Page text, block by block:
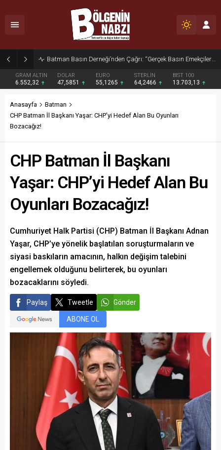
Zabıta Ekiplerinden Yol ve Kaldırım İşgaline Geçit Yok!
GRAM ALTIN
6.552,32
DOLAR
47,5851
EURO
55,1265
STERLİN
64,2466
BIST 100
13.703,13
Anasayfa
Batman
CHP Batman İl Başkanı Yaşar: CHP’yi Hedef Alan Bu Oyunları
Bozacağız!
CHP Batman İl Başkanı
Yaşar: CHP’yi Hedef Alan Bu
Oyunları Bozacağız!
Cumhuriyet Halk Partisi (CHP) Batman İl Başkanı Adnan
Yaşar, CHP’ye yönelik başlatılan soruşturmaların ve
siyasi baskıların amacının, halkın değişim talebini
engellemek olduğunu belirterek, bu oyunları
bozacaklarını söyledi.
Paylaş Tweetle Gönder
ABONE OL